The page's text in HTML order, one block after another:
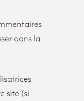
dans la
site (si